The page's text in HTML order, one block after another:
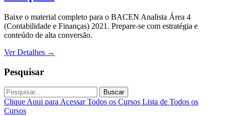
Baixe o material completo para o BACEN Analista Área 4
(Contabilidade e Finanças) 2021. Prepare-se com estratégia e
conteúdo de alta conversão.
Ver Detalhes →
Pesquisar
Buscar
Clique Aqui para Acessar Todos os Cursos Lista de Todos os
Cursos